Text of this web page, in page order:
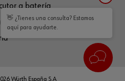
a batería
Würth España S.A
👋 ¿Tienes una consulta? Estamos
aquí para ayudarte.